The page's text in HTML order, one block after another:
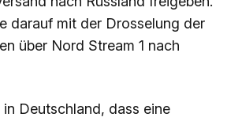
darauf mit der Drosselung der
über Nord Stream 1 nach
Deutschland, dass eine